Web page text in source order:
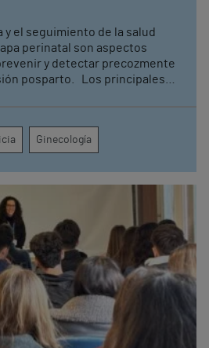
y el seguimiento de la salud
perinatal son aspectos
y detectar precozmente
Los principales
la madre realice sus tareas
incluyendo el cuidado su
Ginecología